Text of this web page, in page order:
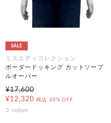
SALE
ミスエディコレクション
ボーダードッキング カットソープ
ルオーバー
¥17,600
¥12,320 税込 30% OFF
3 colors